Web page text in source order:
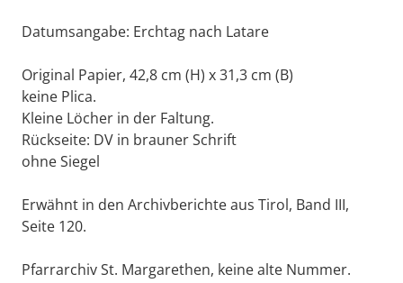
Datumsangabe: Erchtag nach Latare
Original Papier, 42,8 cm (H) x 31,3 cm (B)
keine Plica.
Kleine Löcher in der Faltung.
Rückseite: DV in brauner Schrift
ohne Siegel
Erwähnt in den Archivberichte aus Tirol, Band III,
Seite 120.
Pfarrarchiv St. Margarethen, keine alte Nummer.